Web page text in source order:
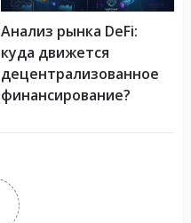
Анализ рынка DeFi:
куда движется
децентрализованное
финансирование?